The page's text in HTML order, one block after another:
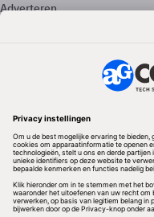
Adverteren
Volg ons
Redactionele partner